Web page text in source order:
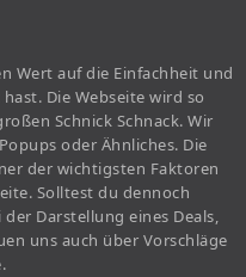
Wert auf die Einfachheit und
Die Webseite wird so
Schnick Schnack. Wir
oder Ähnliches. Die
der wichtigsten Faktoren
Solltest du dennoch
Darstellung eines Deals,
uns auch über Vorschläge